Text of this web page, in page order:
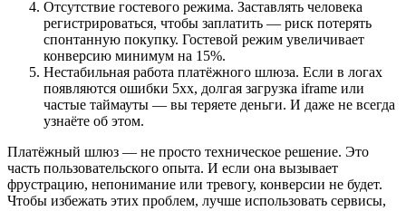
Отсутствие гостевого режима. Заставлять человека
регистрироваться, чтобы заплатить — риск потерять
спонтанную покупку. Гостевой режим увеличивает
конверсию минимум на 15%.
Нестабильная работа платёжного шлюза. Если в логах
появляются ошибки 5xx, долгая загрузка iframe или
частые таймауты — вы теряете деньги. И даже не всегда
узнаёте об этом.
Платёжный шлюз — не просто техническое решение. Это
часть пользовательского опыта. И если она вызывает
фрустрацию, непонимание или тревогу, конверсии не будет.
Чтобы избежать этих проблем, лучше использовать сервисы,